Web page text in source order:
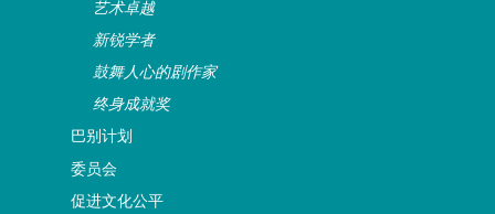
艺术卓越
新锐学者
鼓舞人心的剧作家
终身成就奖
巴别计划
委员会
促进文化公平